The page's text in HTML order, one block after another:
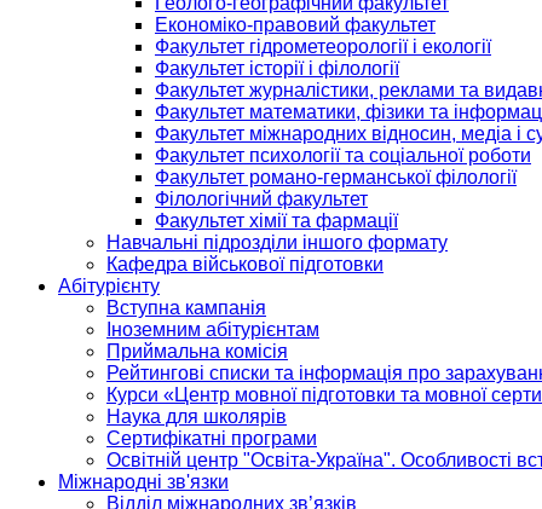
Економіко-правовий факультет
Факультет гідрометеорології і екології
Факультет історії і філології
Факультет журналістики, реклами та
Факультет математики, фізики та
Факультет міжнародних відносин, медіа і
Факультет психології та соціальної роботи
Факультет романо-германської філології
Філологічний факультет
Факультет хімії та фармації
Навчальні підрозділи іншого формату
Кафедра військової підготовки
Абітурієнту
Вступна кампанія
Іноземним абітурієнтам
Приймальна комісія
Рейтингові списки та інформація про
Курси «Центр мовної підготовки та мовної
Наука для школярів
Сертифікатні програми
Освітній центр "Освіта-Україна". Особливості
Міжнародні зв'язки
Відділ міжнародних зв’язків